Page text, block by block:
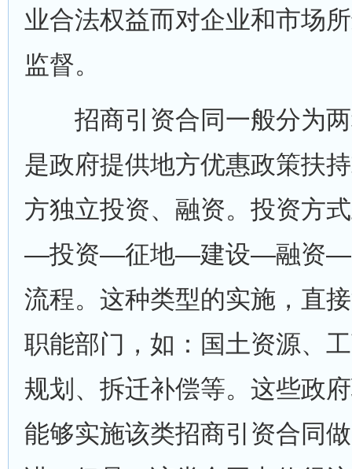
业合法权益而对企业和市场
监督。
招商引资合同一般分为两
是政府提供地方优惠政策扶
方独立投资、融资。投资方
—投资—征地—建设—融资—
流程。这种类型的实施，直
职能部门，如：国土资源、
规划、拆迁补偿等。这些政
能够实施该类招商引资合同